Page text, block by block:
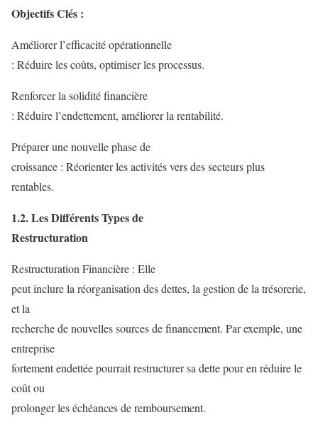
Objectifs Clés :
Améliorer l’efficacité opérationnelle
: Réduire les coûts, optimiser les processus.
Renforcer la solidité financière
: Réduire l’endettement, améliorer la rentabilité.
Préparer une nouvelle phase de
croissance : Réorienter les activités vers des secteurs plus
rentables.
1.2. Les Différents Types de
Restructuration
Restructuration Financière : Elle
peut inclure la réorganisation des dettes, la gestion de la trésorerie,
et la
recherche de nouvelles sources de financement. Par exemple, une
entreprise
fortement endettée pourrait restructurer sa dette pour en réduire le
coût ou
prolonger les échéances de remboursement.